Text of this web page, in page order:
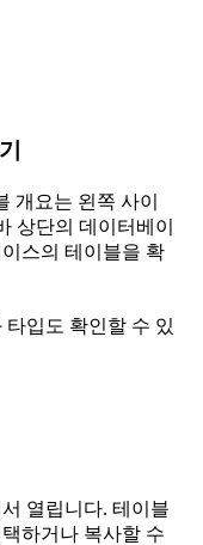
개요는 왼쪽 사이
상단의 데이터베이
스의 테이블을 확
입도 확인할 수 있
열립니다. 테이블
하거나 복사할 수